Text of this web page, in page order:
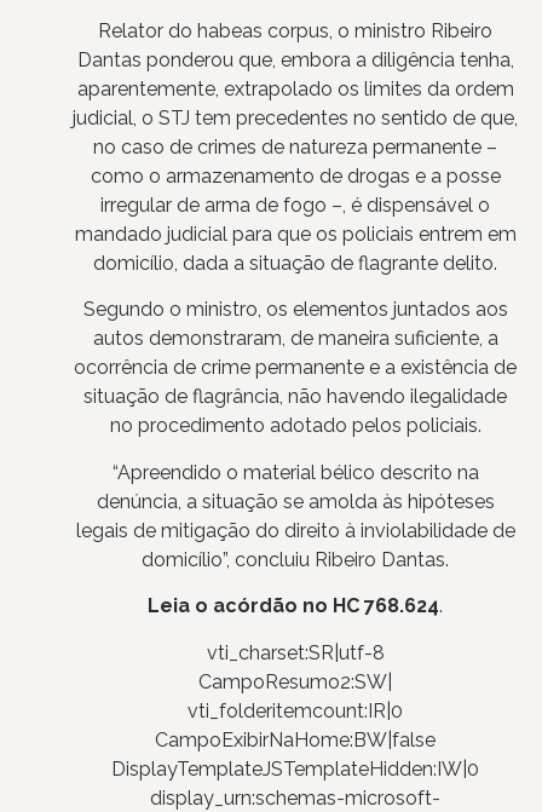
Relator do habeas corpus, o ministro Ribeiro
Dantas ponderou que, embora a diligência tenha,
aparentemente, extrapolado os limites da ordem
judicial, o STJ tem precedentes no sentido de que,
no caso de crimes de natureza permanente –
como o armazenamento de drogas e a posse
irregular de arma de fogo –, é dispensável o
mandado judicial para que os policiais entrem em
domicílio, dada a situação de flagrante delito.
Segundo o ministro, os elementos juntados aos
autos demonstraram, de maneira suficiente, a
ocorrência de crime permanente e a existência de
situação de flagrância, não havendo ilegalidade
no procedimento adotado pelos policiais.
“Apreendido o material bélico descrito na
denúncia, a situação se amolda às hipóteses
legais de mitigação do direito à inviolabilidade de
domicílio”, concluiu Ribeiro Dantas.
Leia o acórdão no HC 768.624.
vti_charset:SR|utf-8
CampoResumo2:SW|
vti_folderitemcount:IR|0
CampoExibirNaHome:BW|false
DisplayTemplateJSTemplateHidden:IW|0
display_urn:schemas-microsoft-